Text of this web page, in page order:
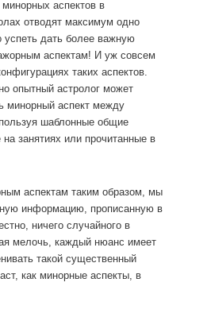
аспектов в
отводят максимум одно
успеть дать более важную
аспектам! И уж совсем
таких аспектов.
опытный астролог может
минорный аспект между
шаблонные общие
занятиях или прочитанные в
аспектам таким образом, мы
информацию, прописанную в
ничего случайного в
мелочь, каждый нюанс имеет
такой существенный
как минорные аспекты, в